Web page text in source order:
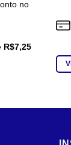
no
R$7,25
tem